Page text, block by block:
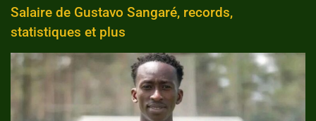
Salaire de Gustavo Sangaré, records,
statistiques et plus